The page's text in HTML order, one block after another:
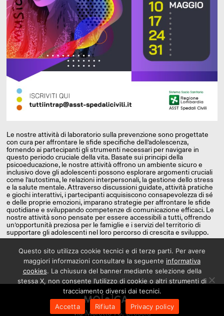
Le nostre attività di laboratorio sulla prevenzione sono progettate
con cura per affrontare le sfide specifiche dell’adolescenza,
fornendo ai partecipanti gli strumenti necessari per navigare in
questo periodo cruciale della vita. Basate sui principi della
psicoeducazione, le nostre attività offrono un ambiente sicuro e
inclusivo dove gli adolescenti possono esplorare argomenti cruciali
come l’autostima, le relazioni interpersonali, la gestione dello stress
e la salute mentale. Attraverso discussioni guidate, attività pratiche
e giochi interattivi, i partecipanti acquisiscono consapevolezza di sé
e delle proprie emozioni, imparano strategie per affrontare le sfide
quotidiane e sviluppando competenze di comunicazione efficaci. Le
nostre attività sono pensate per essere accessibili a tutti, offrendo
un’opportunità preziosa per le famiglie e i servizi del territorio di
supportare gli adolescenti nel loro percorso di crescita e sviluppo.
via Moretto 78, Brescia
Questo sito utilizza cookie tecnici e di terze parti. Per avere
maggiori informazioni consultare la seguente informativa
cookies. La chiusura del banner mediante selezione della
stessa X, non consente l’utilizzo di cookie o altri strumenti di
tracciamento diversi dai tecnici.
Accetta
Rifiuta Privacy policy